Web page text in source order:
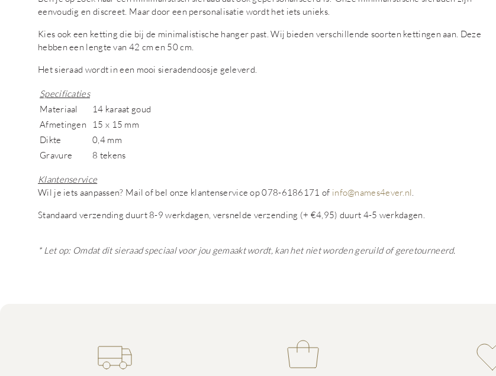
eenvoudig en discreet. Maar door een personalisatie wordt het iets unieks.
Kies ook een ketting die bij de minimalistische hanger past. Wij bieden verschillende soorten kettingen aan. Deze
hebben een lengte van 42 cm en 50 cm.
Het sieraad wordt in een mooi sieradendoosje geleverd.
Specificaties
Materiaal
14 karaat goud
Afmetingen
15 x 15 mm
Dikte
0,4 mm
Gravure
8 tekens
Klantenservice
Wil je iets aanpassen? Mail of bel onze klantenservice op 078-6186171 of info@names4ever.nl
Standaard verzending duurt 8-9 werkdagen, versnelde verzending (+ €4,95) duurt 4-5 werkdagen.
* Let op: Omdat dit sieraad speciaal voor jou gemaakt wordt, kan het niet worden geruild of geretourneerd.